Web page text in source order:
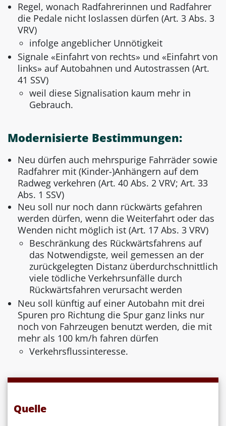
Regel, wonach Radfahrerinnen und Radfahrer
die Pedale nicht loslassen dürfen (Art. 3 Abs. 3
VRV)
infolge angeblicher Unnötigkeit
Signale «Einfahrt von rechts» und «Einfahrt von
links» auf Autobahnen und Autostrassen (Art.
41 SSV)
weil diese Signalisation kaum mehr in
Gebrauch.
Modernisierte Bestimmungen:
Neu dürfen auch mehrspurige Fahrräder sowie
Radfahrer mit (Kinder-)Anhängern auf dem
Radweg verkehren (Art. 40 Abs. 2 VRV; Art. 33
Abs. 1 SSV)
Neu soll nur noch dann rückwärts gefahren
werden dürfen, wenn die Weiterfahrt oder das
Wenden nicht möglich ist (Art. 17 Abs. 3 VRV)
Beschränkung des Rückwärtsfahrens auf
das Notwendigste, weil gemessen an der
zurückgelegten Distanz überdurchschnittlich
viele tödliche Verkehrsunfälle durch
Rückwärtsfahren verursacht werden
Neu soll künftig auf einer Autobahn mit drei
Spuren pro Richtung die Spur ganz links nur
noch von Fahrzeugen benutzt werden, die mit
mehr als 100 km/h fahren dürfen
Verkehrsflussinteresse.
Quelle